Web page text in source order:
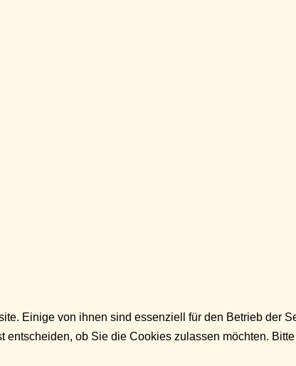
Einige von ihnen sind essenziell für den Betrieb der
entscheiden, ob Sie die Cookies zulassen möchten.